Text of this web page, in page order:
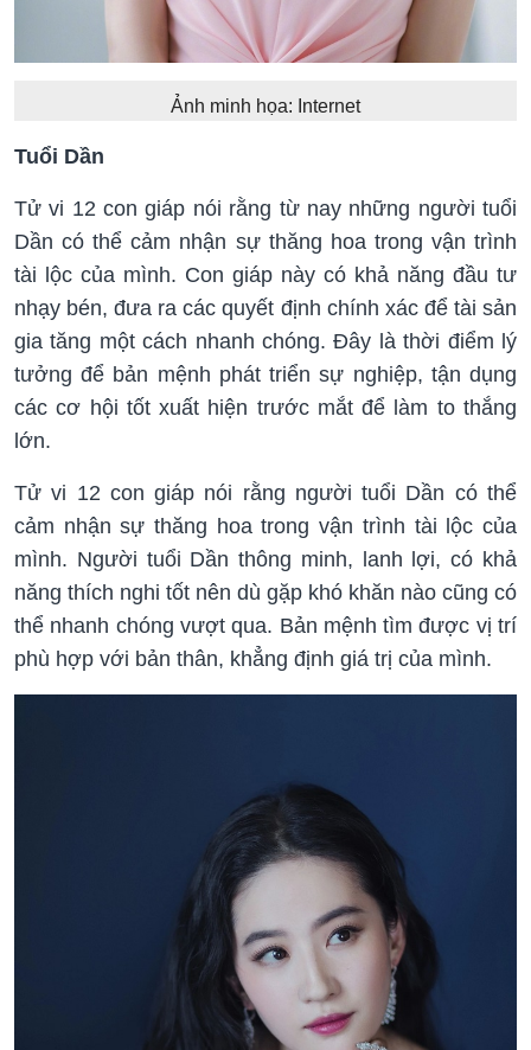
Ảnh minh họa: Internet
Tuổi Dần
Tử vi 12 con giáp nói rằng từ nay những người tuổi
Dần có thể cảm nhận sự thăng hoa trong vận trình
tài lộc của mình. Con giáp này có khả năng đầu tư
nhạy bén, đưa ra các quyết định chính xác để tài sản
gia tăng một cách nhanh chóng. Đây là thời điểm lý
tưởng để bản mệnh phát triển sự nghiệp, tận dụng
các cơ hội tốt xuất hiện trước mắt để làm to thắng
lớn.
Tử vi 12 con giáp nói rằng người tuổi Dần có thể
cảm nhận sự thăng hoa trong vận trình tài lộc của
mình. Người tuổi Dần thông minh, lanh lợi, có khả
năng thích nghi tốt nên dù gặp khó khăn nào cũng có
thể nhanh chóng vượt qua. Bản mệnh tìm được vị trí
phù hợp với bản thân, khẳng định giá trị của mình.